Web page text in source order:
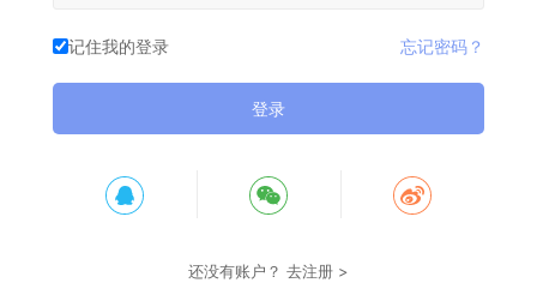
记住我的登录 忘记密码？
登录
还没有账户？ 去注册 >